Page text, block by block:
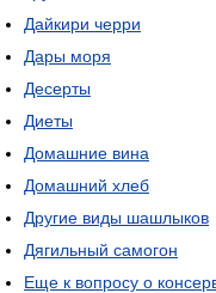
Дайкири черри
Дары моря
Десерты
Диеты
Домашние вина
Домашний хлеб
Другие виды шашлыков
Дягильный самогон
Еще к вопросу о